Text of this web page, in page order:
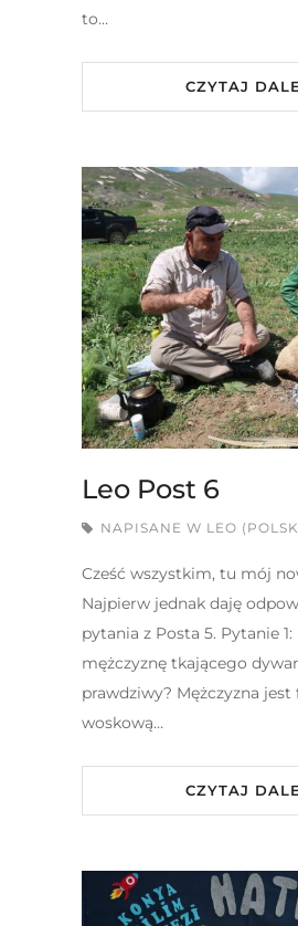
to…
CZYTAJ
Leo Post 6
NAPISANE W LEO
Cześć wszystkim, tu mój
Najpierw jednak daję
pytania z Posta 5. Pytanie
mężczyznę tkającego
prawdziwy? Mężczyzna jest
woskową…
CZYTAJ